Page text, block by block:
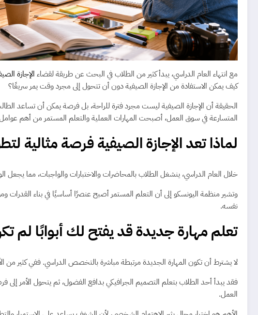
مع انتهاء العام الدراسي، يبدأ كثير من الطلاب في البحث عن طريقة لقضاء الإجازة
كيف يمكن الاستفادة من الإجازة الصيفية دون أن تتحول إلى مجرد وقت يمر سريعًا؟
الحقيقة أن الإجازة الصيفية ليست مجرد فترة للراحة، بل فرصة يمكن أن تساعد
المتسارعة في سوق العمل، أصبحت المهارات العملية والتعلم المستمر من أهم
لماذا تعد الإجازة الصيفية فرصة مثالية
خلال العام الدراسي، ينشغل الطلاب بالمحاضرات والاختبارات والواجبات، مما
وتشير منظمة اليونسكو إلى أن التعلم المستمر أصبح عنصرًا أساسيًا في بناء
نفسه.
تعلم مهارة جديدة قد يفتح لك أبوابًا لم
لا يشترط أن تكون المهارة الجديدة مرتبطة مباشرة بالتخصص الدراسي. ففي كثير
فقد يبدأ أحد الطلاب بتعلم التصميم الجرافيكي بدافع الفضول، ثم يتحول الأمر
العمل.